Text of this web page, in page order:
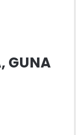
GUNA